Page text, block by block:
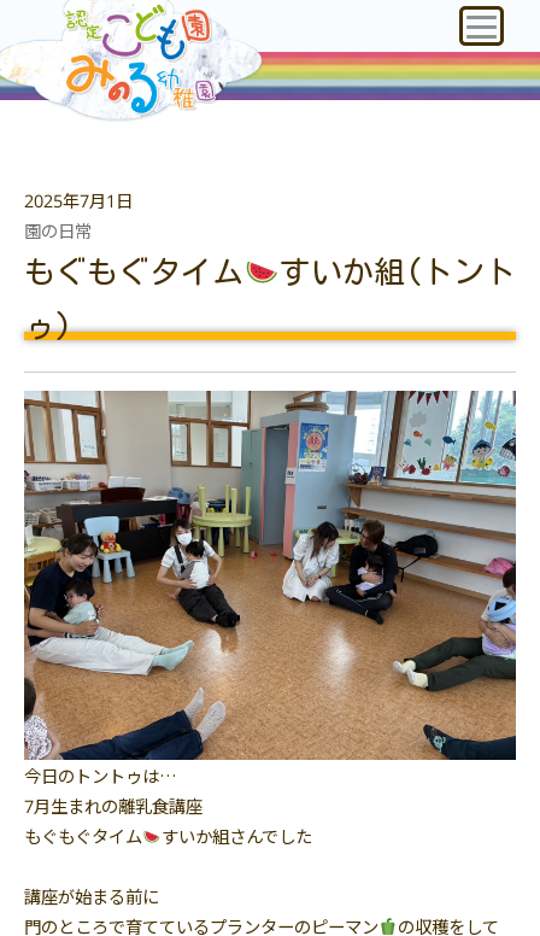
2025年7月1日
園の日常
もぐもぐタイム
すいか組(トント
ゥ)
今日のトントゥは…
7月生まれの離乳食講座
もぐもぐタイム
すいか組さんでした
講座が始まる前に
門のところで育てているプランターのピーマン
の収穫をして